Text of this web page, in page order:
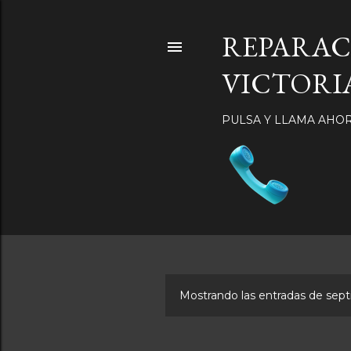
PULSA Y LLAMA
Mostrando las entradas de